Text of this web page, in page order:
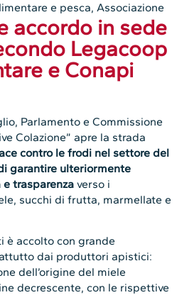
e pesca,Associazione
accordo in sede
Legacoop
e Conapi
Parlamento e Commissione
Colazione” apre la strada
contro le frodi nel settore del
garantire ulteriormente
trasparenza verso i
succhi di frutta, marmellate e
è accolto con grande
dai produttori apistici:
dell’origine del miele
decrescente, con le rispettive